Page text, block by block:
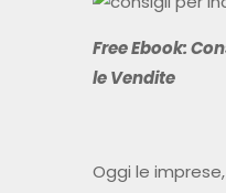
Free Ebook:
le Vendite
Oggi le